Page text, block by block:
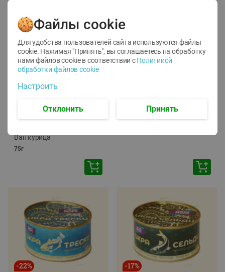
12
1.05 руб./
руб./шт
Корм влаж. для кош. с
Ван курица
75г
ТОФУ Vegetus ТВЕРДЫЙ
-22% -17%
Файлы cookie
Для удобства пользователей сайта используются файлы
cookie. Нажимая "Принять", вы соглашаетесь на обработку
нами файлов cookie в соответствии с Политикой
обработки файлов cookie
Настроить
Отклонить Принять